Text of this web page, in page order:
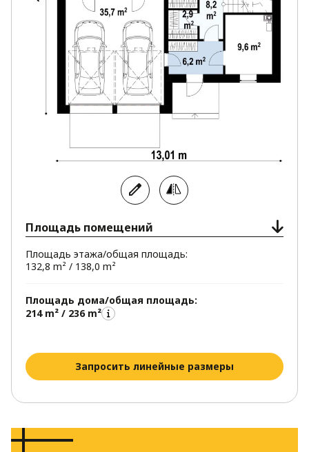
Площадь помещений
Площадь этажа/общая площадь:
132,8 m² / 138,0 m²
Площадь дома/общая площадь:
214 m² / 236 m²
Запросить линейные размеры